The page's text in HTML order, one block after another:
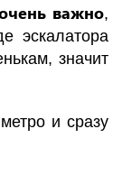
важно,
эскалатора
значит
и сразу